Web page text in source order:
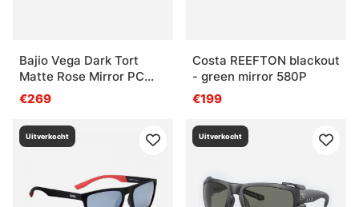
Bajio Vega Dark Tort
Matte Rose Mirror PC
+2,00
€269
Costa REEFTON blackout
- green mirror 580P
€199
Uitverkocht Uitverkocht